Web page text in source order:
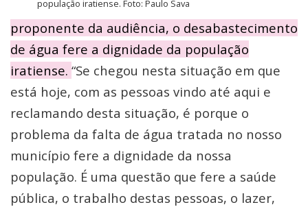
população iratiense. Foto: Paulo Sava
proponente da audiência, o desabastecimento
de água fere a dignidade da população
iratiense. “Se chegou nesta situação em que
está hoje, com as pessoas vindo até aqui e
reclamando desta situação, é porque o
problema da falta de água tratada no nosso
município fere a dignidade da nossa
população. É uma questão que fere a saúde
pública, o trabalho destas pessoas, o lazer,